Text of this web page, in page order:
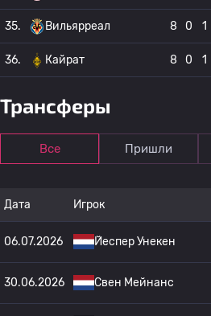
35. Вильярреал 8 0 1
36. Кайрат 8 0 1
Трансферы
Все Пришли
Дата Игрок
06.07.2026 Йеспер Унекен
30.06.2026 Свен Мейнанс